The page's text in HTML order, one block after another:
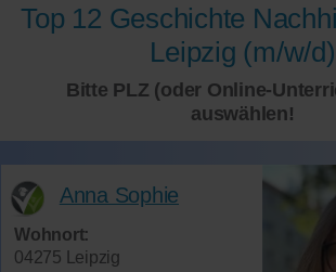
Top 12 Geschichte
Leipzig (m/w/d)
Bitte PLZ (oder Online-
auswählen!
Anna Sophie
Wohnort:
04275 Leipzig